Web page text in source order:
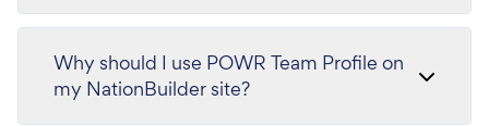
Why should I use POWR Team Profile on
my NationBuilder site?